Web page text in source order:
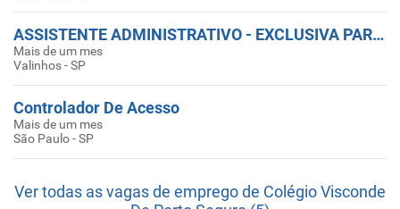
ASSISTENTE ADMINISTRATIVO - EXCLUSIVA PARA PESSOAS COM DEFICIÊNCIA
Mais de um mes
Valinhos - SP
Controlador De Acesso
Mais de um mes
São Paulo - SP
Ver todas as vagas de emprego de Colégio Visconde